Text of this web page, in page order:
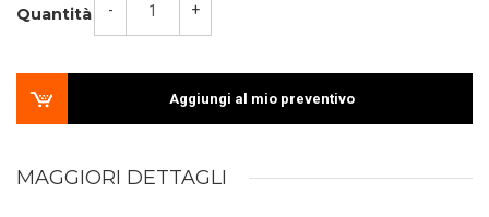
Quantità - +
Aggiungi al mio preventivo
MAGGIORI DETTAGLI